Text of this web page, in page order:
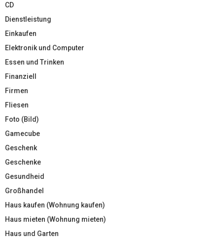
CD
Dienstleistung
Einkaufen
Elektronik und Computer
Essen und Trinken
Finanziell
Firmen
Fliesen
Foto (Bild)
Gamecube
Geschenk
Geschenke
Gesundheid
Großhandel
Haus kaufen (Wohnung kaufen)
Haus mieten (Wohnung mieten)
Haus und Garten